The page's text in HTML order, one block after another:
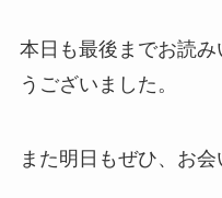
本日も最後までお読
うございました。
また明日もぜひ、お